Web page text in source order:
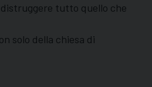
distruggere tutto quello che
solo della chiesa di